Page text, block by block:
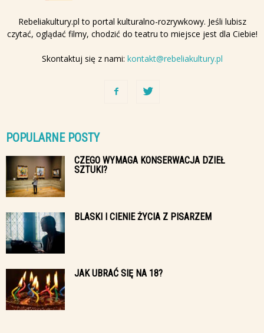
Rebeliakultury.pl to portal kulturalno-rozrywkowy. Jeśli lubisz
czytać, oglądać filmy, chodzić do teatru to miejsce jest dla Ciebie!
Skontaktuj się z nami: kontakt@rebeliakultury.pl
POPULARNE POSTY
CZEGO WYMAGA KONSERWACJA DZIEŁ
SZTUKI?
BLASKI I CIENIE ŻYCIA Z PISARZEM
JAK UBRAĆ SIĘ NA 18?